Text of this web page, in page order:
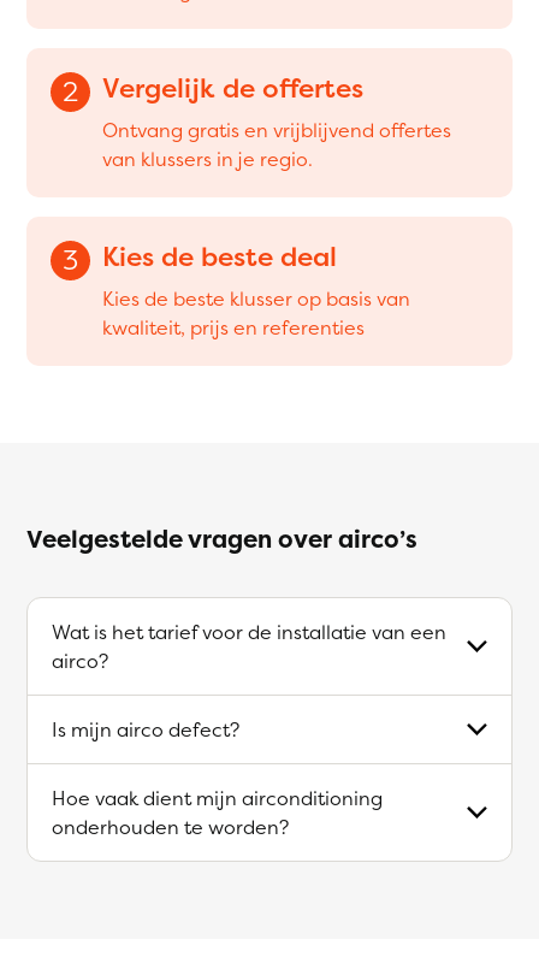
2 Vergelijk de offertes
Ontvang gratis en vrijblijvend offertes
van klussers in je regio.
3 Kies de beste deal
Kies de beste klusser op basis van
kwaliteit, prijs en referenties
Veelgestelde vragen over airco’s
Wat is het tarief voor de installatie van een
airco?
Is mijn airco defect?
Hoe vaak dient mijn airconditioning
onderhouden te worden?